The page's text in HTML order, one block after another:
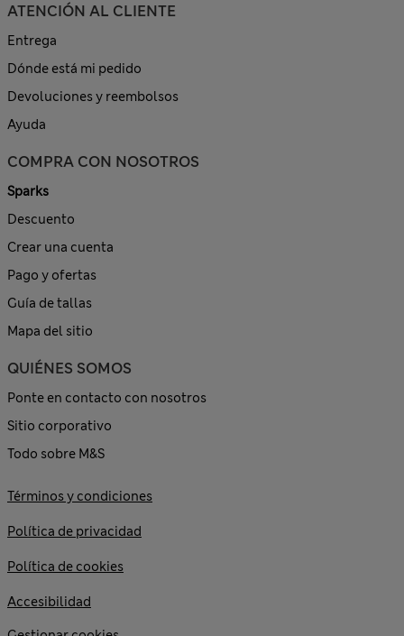
ATENCIÓN AL CLIENTE
Entrega
Dónde está mi pedido
Devoluciones y reembolsos
Ayuda
COMPRA CON NOSOTROS
Sparks
Descuento
Crear una cuenta
Pago y ofertas
Guía de tallas
Mapa del sitio
QUIÉNES SOMOS
Ponte en contacto con nosotros
Sitio corporativo
Todo sobre M&S
Términos y condiciones
Política de privacidad
Política de cookies
Accesibilidad